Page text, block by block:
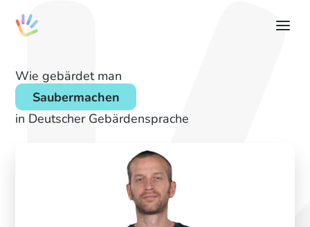
Wie gebärdet man
Saubermachen
in Deutscher Gebärdensprache